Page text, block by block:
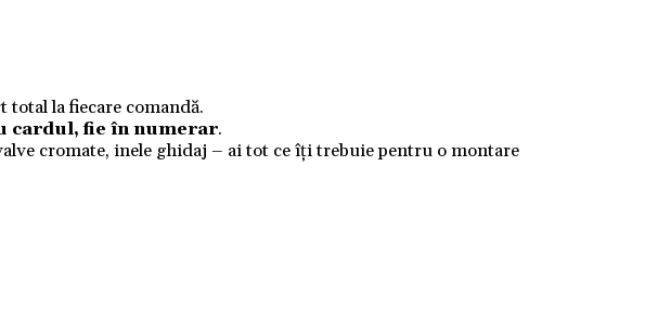
la fiecare comandă.
cardul, fie în numerar.
cromate, inele ghidaj – ai tot ce îți trebuie pentru o montare